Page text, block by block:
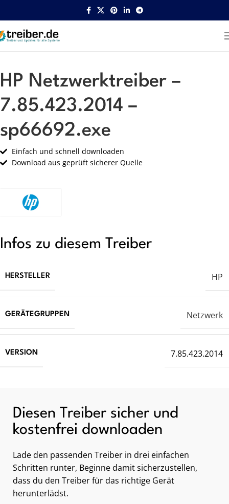
Startseite HP Netzwerk
HP Netzwerktreiber –
7.85.423.2014 –
sp66692.exe
Einfach und schnell downloaden
Download aus geprüft sicherer Quelle
Infos zu diesem Treiber
HERSTELLER HP
GERÄTEGRUPPEN Netzwerk
VERSION 7.85.423.2014
Diesen Treiber sicher und
kostenfrei downloaden
Lade den passenden Treiber in drei einfachen
Schritten runter, Beginne damit sicherzustellen,
dass du den Treiber für das richtige Gerät
herunterlädst.